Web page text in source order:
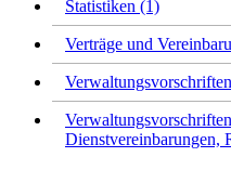
Statistiken (1)
Verträge und
Dienstvereinbarungen,